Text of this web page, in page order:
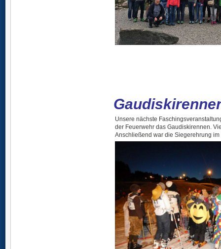
Unsere nächste
der Feuerwehr das Gaudiskirennen.
Anschließend war die Siegerehrung